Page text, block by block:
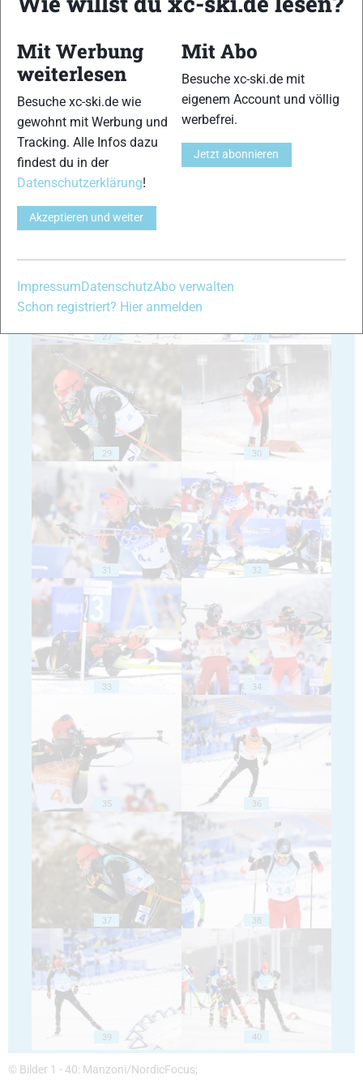
23 24
25
27 28
29 30
31 32
33 34
35 36
37 38
39 40
© Bilder 1 - 40: Manzoni/NordicFocus;
Mit Werbung
weiterlesen
Besuche xc-ski.de wie
gewohnt mit Werbung und
Tracking. Alle Infos dazu
findest du in der
Datenschutzerklärung!
Akzeptieren und weiter
Mit Abo
Besuche xc-ski.de mit
eigenem Account und völlig
werbefrei.
Jetzt abonnieren
Impressum DatenschutzAbo verwalten
Schon registriert? Hier anmelden